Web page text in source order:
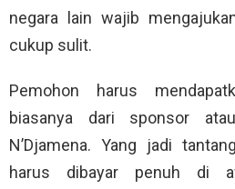
negara lain wajib
cukup sulit.
Pemohon harus
biasanya dari sponsor
N’Djamena. Yang jadi
harus dibayar penuh di